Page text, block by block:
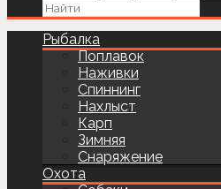
Рыбалка
Поплавок
Наживки
Спиннинг
Нахлыст
Карп
Зимняя
Снаряжение
Охота